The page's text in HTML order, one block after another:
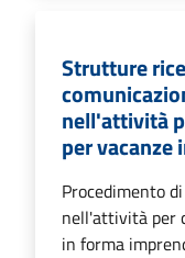
Strutture
nell'attività
per
Procedimento
nell'attività per
in forma